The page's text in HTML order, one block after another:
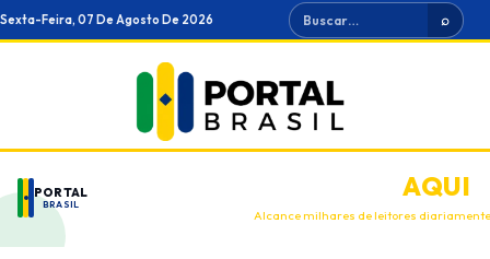
Ir
para
Sexta-Feira, 07 De Agosto De 2026 Buscar ⌕
PORTAL
BRASIL
ANUNCIEAQUI
Alcance milhares de leitores diariamente